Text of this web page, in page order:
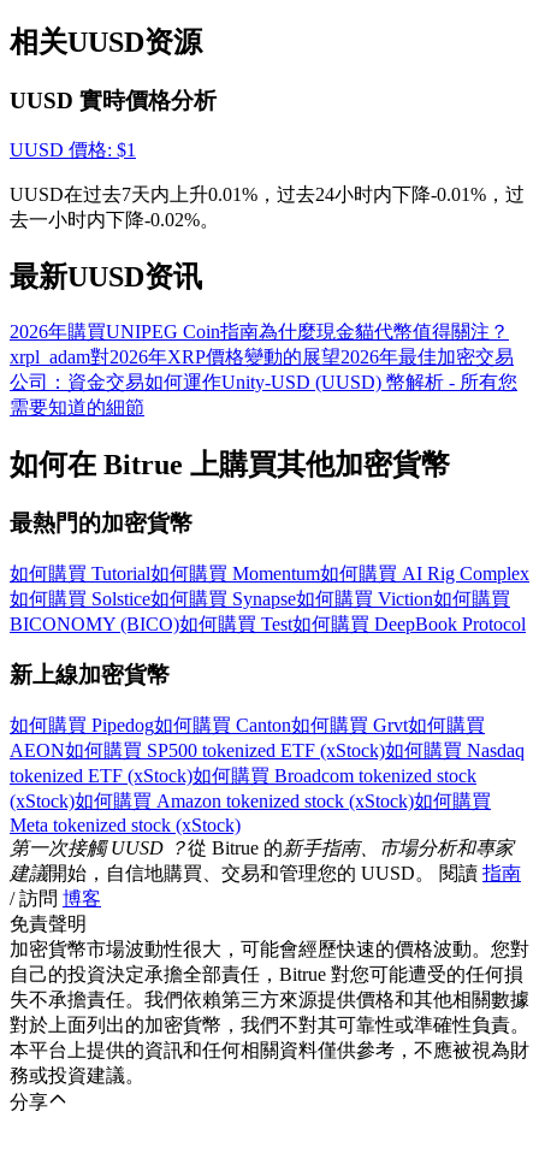
抽獎衝榜 · 贏33,333 USDT
USDT 新手理財 10% APR
USDT活期理財、無鎖定期
新用戶專享 BTC 6.5% APR
BTC 活期理財、無鎖定期
更多活動
登錄註冊
相关UUSD资源
UUSD 實時價格分析
UUSD 價格: $1
UUSD在过去7天内上升0.01%，过去24小时内下降-0.01%，过
去一小时内下降-0.02%。
最新UUSD资讯
2026年購買UNIPEG Coin指南為什麼現金貓代幣值得關注？
xrpl_adam對2026年XRP價格變動的展望2026年最佳加密交易
公司：資金交易如何運作Unity-USD (UUSD) 幣解析 - 所有您
需要知道的細節
如何在 Bitrue 上購買其他加密貨幣
最熱門的加密貨幣
如何購買 Tutorial如何購買 Momentum如何購買 AI Rig Complex
如何購買 Solstice如何購買 Synapse如何購買 Viction如何購買
BICONOMY (BICO)如何購買 Test如何購買 DeepBook Protocol
新上線加密貨幣
如何購買 Pipedog如何購買 Canton如何購買 Grvt如何購買
AEON如何購買 SP500 tokenized ETF (xStock)如何購買 Nasdaq
tokenized ETF (xStock)如何購買 Broadcom tokenized stock
(xStock)如何購買 Amazon tokenized stock (xStock)如何購買
Meta tokenized stock (xStock)
第一次接觸 UUSD ？從 Bitrue 的新手指南、市場分析和專家
建議開始，自信地購買、交易和管理您的 UUSD。 閱讀 指南
/ 訪問 博客
免責聲明
加密貨幣市場波動性很大，可能會經歷快速的價格波動。您對
自己的投資決定承擔全部責任，Bitrue 對您可能遭受的任何損
失不承擔責任。我們依賴第三方來源提供價格和其他相關數據
對於上面列出的加密貨幣，我們不對其可靠性或準確性負責。
本平台上提供的資訊和任何相關資料僅供參考，不應被視為財
務或投資建議。
分享